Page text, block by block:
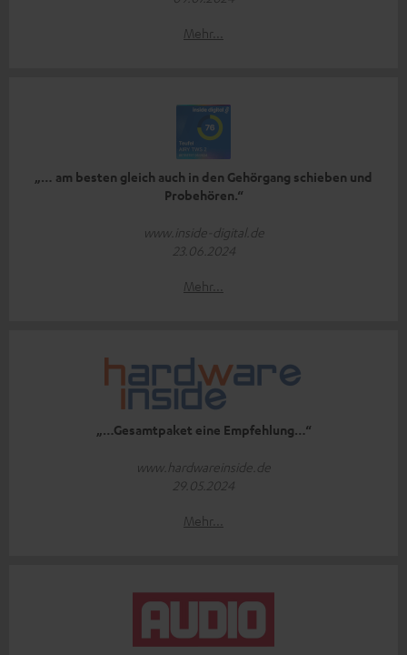
Mehr...
„… am besten gleich auch in den Gehörgang schieben und
Probehören.“
www.inside-digital.de
23.06.2024
Mehr...
„…Gesamtpaket eine Empfehlung…“
www.hardwareinside.de
29.05.2024
Mehr...